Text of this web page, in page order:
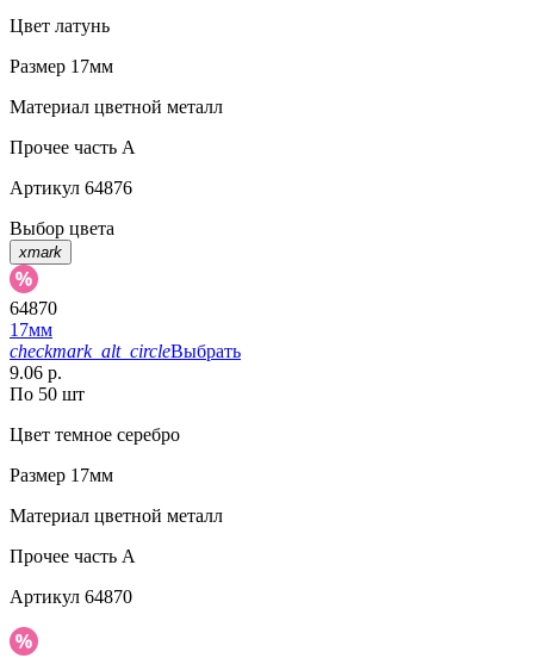
Цвет латунь
Размер 17мм
Материал цветной металл
Прочее часть A
Артикул 64876
Выбор цвета
xmark
64870
17мм
checkmark_alt_circleВыбрать
9.06 р.
По 50 шт
Цвет темное серебро
Размер 17мм
Материал цветной металл
Прочее часть A
Артикул 64870